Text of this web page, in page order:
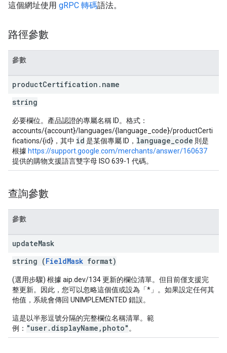
這個網址使用 gRPC 轉碼語法。
路徑參數
參數
productCertification . name
string
必要欄位。產品認證的專屬名稱 ID。格式：
accounts/{account}/languages/{language_code}/productCerti
fications/{id}，其中 id 是某個專屬 ID， language_code 則是
根據 https://support.google.com/merchants/answer/160637
提供的購物支援語言雙字母 ISO 639-1 代碼。
查詢參數
參數
updateMask
string (FieldMask format)
(選用步驟) 根據 aip.dev/134 更新的欄位清單。但目前僅支援完
整更新。因此，您可以忽略這個值或設為「*」。如果設定任何其
他值，系統會傳回 UNIMPLEMENTED 錯誤。
這是以半形逗號分隔的完整欄位名稱清單。範
例： "user.displayName,photo" 。